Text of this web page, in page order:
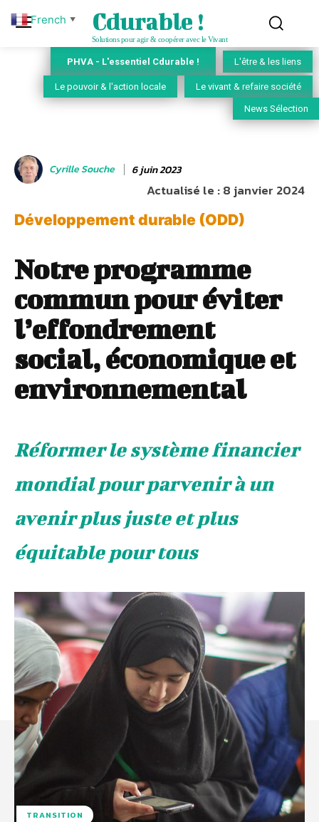
Cdurable !
Solutions pour agir & coopérer avec le Vivant
PHVA - L'essentiel Cdurable ! L'être & les liens
Le pouvoir & l'action locale Le vivant & refaire société
News Sélection
Cyrille Souche 6 juin 2023
Actualisé le :8 janvier 2024
Développement durable (ODD)
Notre programme
commun pour éviter
l’effondrement
social, économique et
environnemental
Réformer le système financier
mondial pour parvenir à un
avenir plus juste et plus
équitable pour tous
TRANSITION
French ▼